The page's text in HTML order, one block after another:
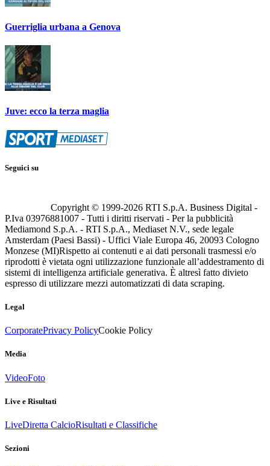
Guerriglia urbana a Genova
Juve: ecco la terza maglia
Seguici su
Copyright © 1999-2026 RTI S.p.A. Business Digital -
P.Iva 03976881007 - Tutti i diritti riservati - Per la pubblicità
Mediamond S.p.A. - RTI S.p.A., Mediaset N.V., sede legale
Amsterdam (Paesi Bassi) - Uffici Viale Europa 46, 20093 Cologno
Monzese (MI)Rispetto ai contenuti e ai dati personali trasmessi e/o
riprodotti è vietata ogni utilizzazione funzionale all’addestramento di
sistemi di intelligenza artificiale generativa. È altresì fatto divieto
espresso di utilizzare mezzi automatizzati di data scraping.
Legal
CorporatePrivacy PolicyCookie Policy
Media
VideoFoto
Live e Risultati
LiveDiretta CalcioRisultati e Classifiche
Sezioni